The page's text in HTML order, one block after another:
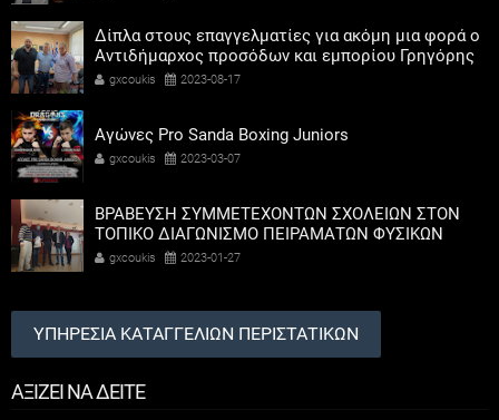
Δίπλα στους επαγγελματίες για ακόμη μια φορά ο
Αντιδήμαρχος προσόδων και εμπορίου Γρηγόρης
Καψοκόλης
gxcoukis 2023-08-17
Αγώνες Pro Sanda Boxing Juniors
gxcoukis 2023-03-07
ΒΡΑΒΕΥΣΗ ΣΥΜΜΕΤΕΧΟΝΤΩΝ ΣΧΟΛΕΙΩΝ ΣΤΟΝ
ΤΟΠΙΚΟ ΔΙΑΓΩΝΙΣΜΟ ΠΕΙΡΑΜΑΤΩΝ ΦΥΣΙΚΩΝ
ΕΠΙΣΤΗΜΩΝ
gxcoukis 2023-01-27
ΥΠΗΡΕΣΙΑ ΚΑΤΑΓΓΕΛΙΩΝ ΠΕΡΙΣΤΑΤΙΚΩΝ
ΑΞΙΖΕΙ ΝΑ ΔΕΙΤΕ